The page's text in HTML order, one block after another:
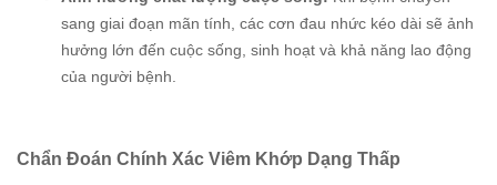
sang giai đoạn mãn tính, các cơn đau nhức kéo dài sẽ ảnh
hưởng lớn đến cuộc sống, sinh hoạt và khả năng lao động
của người bệnh.
Chẩn Đoán Chính Xác Viêm Khớp Dạng Thấp